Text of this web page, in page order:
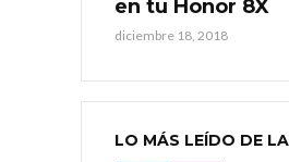
en tu Honor 8X
diciembre 18, 2018
LO MÁS LEÍDO DE